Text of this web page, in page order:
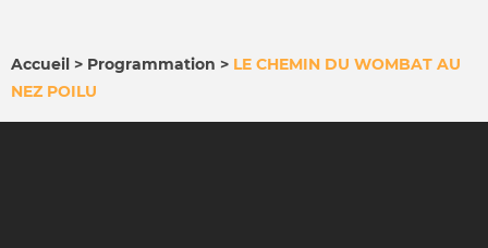
Accueil Programmation
LE CHEMIN DU WOMBAT AU
NEZ POILU